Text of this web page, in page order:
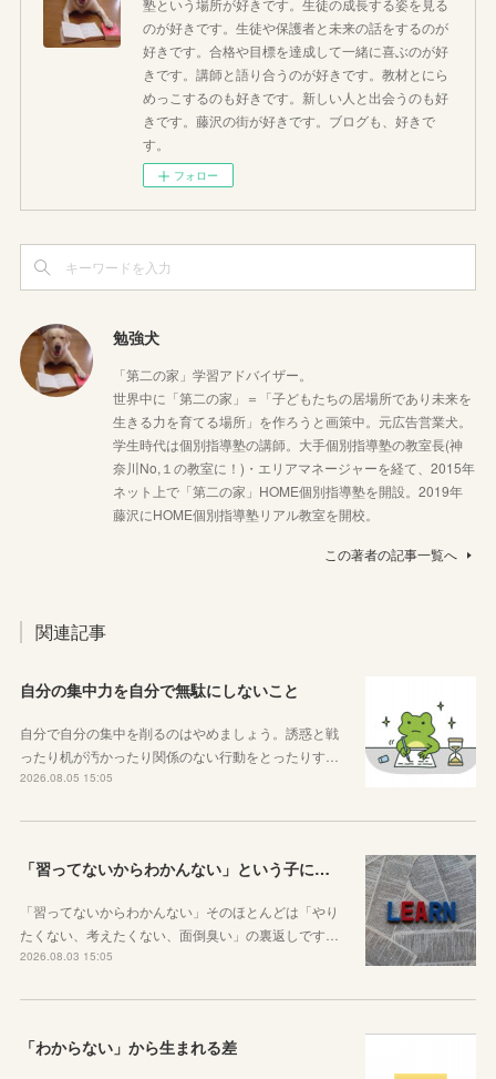
塾という場所が好きです。生徒の成長する姿を見る
のが好きです。生徒や保護者と未来の話をするのが
好きです。合格や目標を達成して一緒に喜ぶのが好
きです。講師と語り合うのが好きです。教材とにら
めっこするのも好きです。新しい人と出会うのも好
きです。藤沢の街が好きです。ブログも、好きで
す。
フォロー
勉強犬
「第二の家」学習アドバイザー。
世界中に「第二の家」＝「子どもたちの居場所であり未来を
生きる力を育てる場所」を作ろうと画策中。元広告営業犬。
学生時代は個別指導塾の講師。大手個別指導塾の教室長(神
奈川No,１の教室に！)・エリアマネージャーを経て、2015年
ネット上で「第二の家」HOME個別指導塾を開設。2019年
藤沢にHOME個別指導塾リアル教室を開校。
この著者の記事一覧へ
関連記事
自分の集中力を自分で無駄にしないこと
自分で自分の集中を削るのはやめましょう。誘惑と戦
ったり机が汚かったり関係のない行動をとったりす…
2026.08.05 15:05
「習ってないからわかんない」という子に伝えたい、勉強しようと思ったらその方法はいくらでもあるということ
「習ってないからわかんない」そのほとんどは「やり
たくない、考えたくない、面倒臭い」の裏返しです…
2026.08.03 15:05
「わからない」から生まれる差